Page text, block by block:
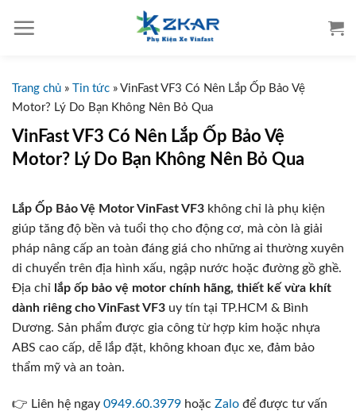
Trang chủ » Tin tức » VinFast VF3 Có Nên Lắp Ốp Bảo Vệ
Motor? Lý Do Bạn Không Nên Bỏ Qua
VinFast VF3 Có Nên Lắp Ốp Bảo Vệ
Motor? Lý Do Bạn Không Nên Bỏ Qua
Lắp Ốp Bảo Vệ Motor VinFast VF3 không chỉ là phụ kiện
giúp tăng độ bền và tuổi thọ cho động cơ, mà còn là giải
pháp nâng cấp an toàn đáng giá cho những ai thường xuyên
di chuyển trên địa hình xấu, ngập nước hoặc đường gồ ghề.
Địa chỉ lắp ốp bảo vệ motor chính hãng, thiết kế vừa khít
dành riêng cho VinFast VF3 uy tín tại TP.HCM & Bình
Dương. Sản phẩm được gia công từ hợp kim hoặc nhựa
ABS cao cấp, dễ lắp đặt, không khoan đục xe, đảm bảo
thẩm mỹ và an toàn.
👉 Liên hệ ngay 0949.60.3979 hoặc Zalo để được tư vấn